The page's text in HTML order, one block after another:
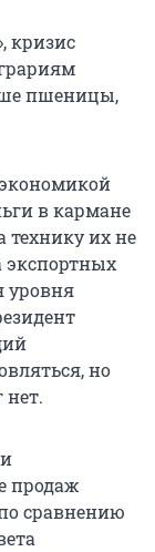
кризис
пшеницы,
в кармане
технику их не
экспортных
уровня
но
нет.
продаж
сравнению